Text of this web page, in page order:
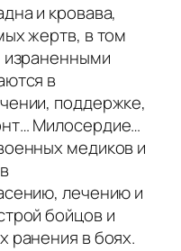
и кровава,
жертв, в том
израненными
в
поддержке,
Милосердие…
медиков и
лечению и
бойцов и
ранения в боях.